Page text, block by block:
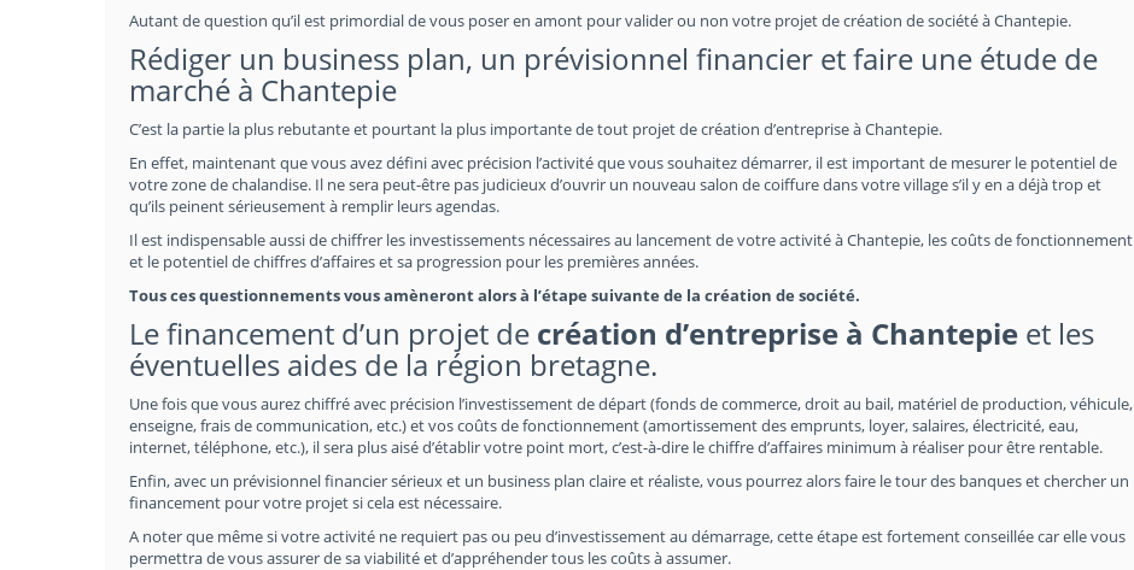
Autant de question qu’il est primordial de vous poser en amont pour valider ou non votre projet de création de société à Chantepie.
Rédiger un business plan, un prévisionnel financier et faire une étude de
marché à Chantepie
C’est la partie la plus rebutante et pourtant la plus importante de tout projet de création d’entreprise à Chantepie.
En effet, maintenant que vous avez défini avec précision l’activité que vous souhaitez démarrer, il est important de mesurer le potentiel de
votre zone de chalandise. Il ne sera peut-être pas judicieux d’ouvrir un nouveau salon de coiffure dans votre village s’il y en a déjà trop et
qu’ils peinent sérieusement à remplir leurs agendas.
Il est indispensable aussi de chiffrer les investissements nécessaires au lancement de votre activité à Chantepie, les coûts de fonctionnement
et le potentiel de chiffres d’affaires et sa progression pour les premières années.
Tous ces questionnements vous amèneront alors à l’étape suivante de la création de société.
Le financement d’un projet de création d’entreprise à Chantepie et les
éventuelles aides de la région bretagne.
Une fois que vous aurez chiffré avec précision l’investissement de départ (fonds de commerce, droit au bail, matériel de production, véhicule,
enseigne, frais de communication, etc.) et vos coûts de fonctionnement (amortissement des emprunts, loyer, salaires, électricité, eau,
internet, téléphone, etc.), il sera plus aisé d’établir votre point mort, c’est-à-dire le chiffre d’affaires minimum à réaliser pour être rentable.
Enfin, avec un prévisionnel financier sérieux et un business plan claire et réaliste, vous pourrez alors faire le tour des banques et chercher un
financement pour votre projet si cela est nécessaire.
A noter que même si votre activité ne requiert pas ou peu d’investissement au démarrage, cette étape est fortement conseillée car elle vous
permettra de vous assurer de sa viabilité et d’appréhender tous les coûts à assumer.